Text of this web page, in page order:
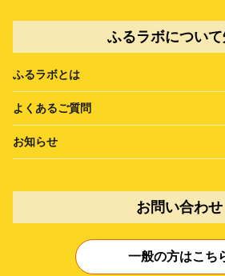
ふるラボについ
ふるラボとは
よくあるご質問
お知らせ
お問い合わせ
一般の方はこち